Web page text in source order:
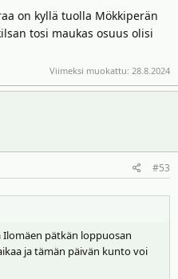
on kyllä tuolla Mökkiperän
tosi maukas osuus olisi
Viimeksi muokattu: 28.8.2024
#53
Ilomäen pätkän loppuosan
ja tämän päivän kunto voi